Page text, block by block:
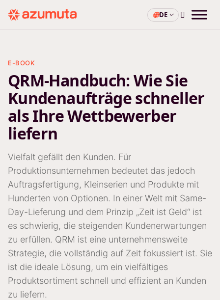
DE
E-BOOK
QRM-Handbuch: Wie Sie
Kundenaufträge schneller
als Ihre Wettbewerber
liefern
Vielfalt gefällt den Kunden. Für
Produktionsunternehmen bedeutet das jedoch
Auftragsfertigung, Kleinserien und Produkte mit
Hunderten von Optionen. In einer Welt mit Same-
Day-Lieferung und dem Prinzip „Zeit ist Geld“ ist
es schwierig, die steigenden Kundenerwartungen
zu erfüllen. QRM ist eine unternehmensweite
Strategie, die vollständig auf Zeit fokussiert ist. Sie
ist die ideale Lösung, um ein vielfältiges
Produktsortiment schnell und effizient an Kunden
zu liefern.